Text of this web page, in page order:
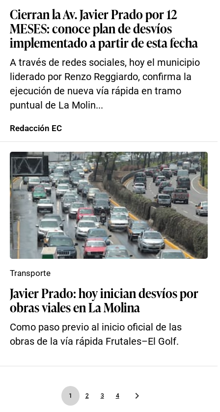
Cierran la Av. Javier Prado por 12
MESES: conoce plan de desvíos
implementado a partir de esta fecha
A través de redes sociales, hoy el municipio
liderado por Renzo Reggiardo, confirma la
ejecución de nueva vía rápida en tramo
puntual de La Molin...
Redacción EC
Javier Prado: hoy inician desvíos por
obras viales en La Molina
Como paso previo al inicio oficial de las
obras de la vía rápida Frutales–El Golf.
Transporte
1 2 3 4